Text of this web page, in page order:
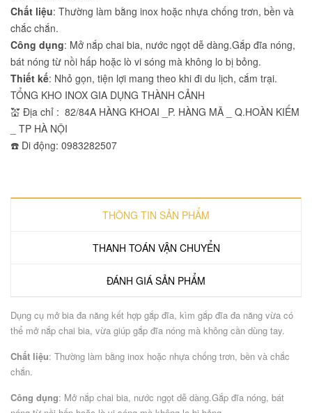
Chất liệu: Thường làm bằng inox hoặc nhựa chống trơn, bền và
chắc chắn.
Công dụng: Mở nắp chai bia, nước ngọt dễ dàng.Gắp đĩa nóng,
bát nóng từ nồi hấp hoặc lò vi sóng mà không lo bị bỏng.
Thiết kế: Nhỏ gọn, tiện lợi mang theo khi đi du lịch, cắm trại.
TỔNG KHO INOX GIA DỤNG THÀNH CẢNH
💒 Địa chỉ : 82/84A HÀNG KHOAI _P. HÀNG MÃ _ Q.HOÀN KIẾM
_ TP HÀ NỘI
☎️ Di động: 0983282507
THÔNG TIN SẢN PHẨM
THANH TOÁN VẬN CHUYỂN
ĐÁNH GIÁ SẢN PHẨM
Dụng cụ mở bia đa năng kết hợp gắp đĩa, kìm gắp đĩa đa năng vừa có
thể mở nắp chai bia, vừa giúp gắp đĩa nóng mà không cần dùng tay.
Chất liệu: Thường làm bằng inox hoặc nhựa chống trơn, bền và chắc
chắn.
Công dụng: Mở nắp chai bia, nước ngọt dễ dàng.Gắp đĩa nóng, bát